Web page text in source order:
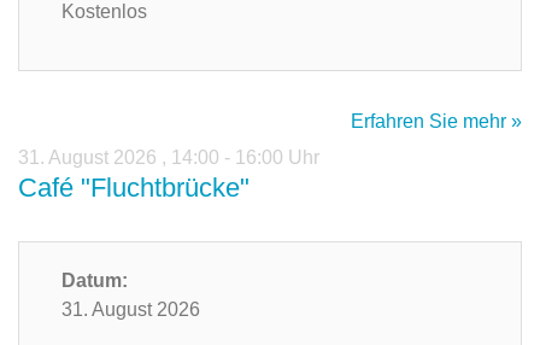
Kostenlos
Erfahren Sie mehr »
31. August 2026 , 14:00 - 16:00 Uhr
Café "Fluchtbrücke"
Datum:
31. August 2026